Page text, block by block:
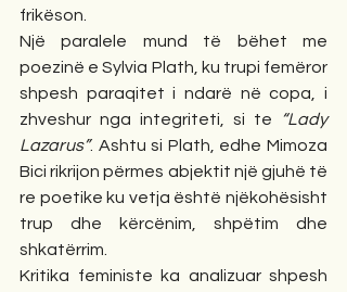
frikëson.
Një paralele mund të bëhet me
poezinë e Sylvia Plath, ku trupi femëror
shpesh paraqitet i ndarë në copa, i
zhveshur nga integriteti, si te
“Lady
Lazarus”. Ashtu si Plath, edhe Mimoza
Bici rikrijon përmes abjektit një gjuhë të
re poetike ku vetja është njëkohësisht
trup dhe kërcënim, shpëtim dhe
shkatërrim.
Kritika feministe ka analizuar shpesh